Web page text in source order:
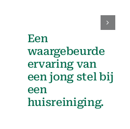
Een
waargebeurde
ervaring van
een jong stel bij
een
huisreiniging.